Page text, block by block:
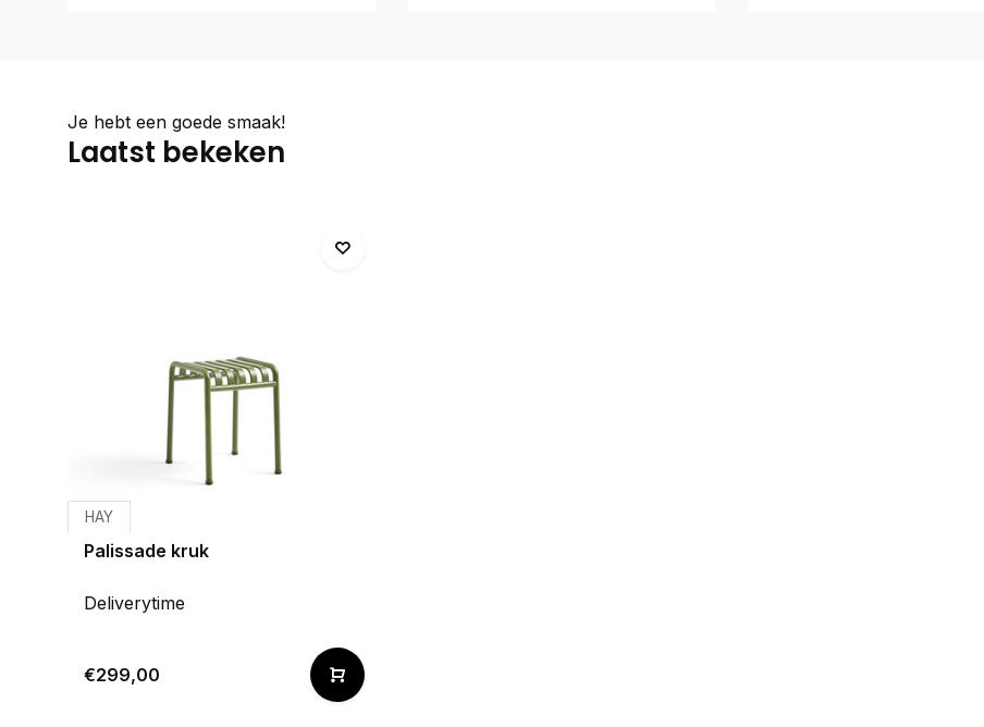
Je hebt een goede smaak!
Laatst bekeken
HAY
Palissade kruk
Deliverytime
€299,00